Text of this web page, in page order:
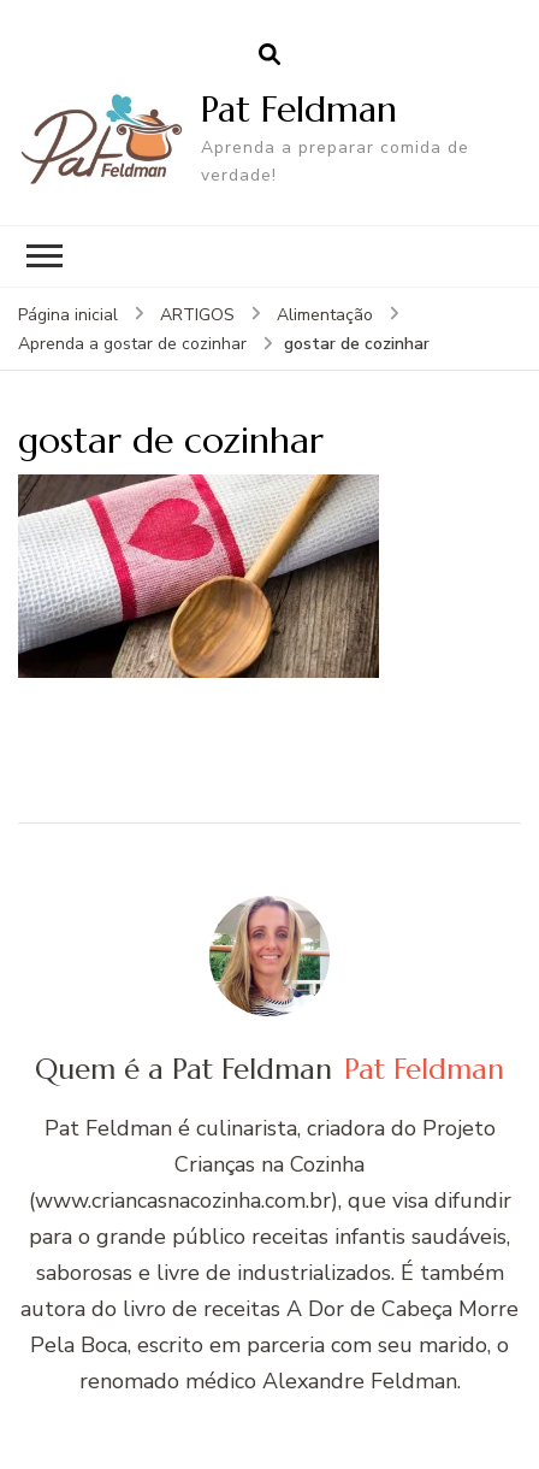
Pat Feldman
Aprenda a preparar comida de
verdade!
Página inicial ARTIGOS
Alimentação
Aprenda a gostar de cozinhar
gostar de cozinhar
gostar de cozinhar
Quem é a Pat Feldman Pat Feldman
Pat Feldman é culinarista, criadora do Projeto
Crianças na Cozinha
(www.criancasnacozinha.com.br), que visa difundir
para o grande público receitas infantis saudáveis,
saborosas e livre de industrializados. É também
autora do livro de receitas A Dor de Cabeça Morre
Pela Boca, escrito em parceria com seu marido, o
renomado médico Alexandre Feldman.